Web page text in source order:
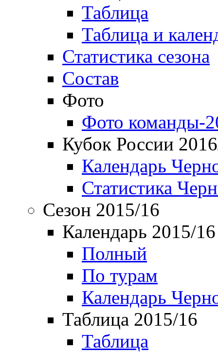
Таблица
Таблица и
Статистика сезона
Состав
Фото
Фото команды-
Кубок России
Календарь
Статистика
Сезон 2015/16
Календарь 2015/16
Полный
По турам
Календарь
Таблица 2015/16
Таблица